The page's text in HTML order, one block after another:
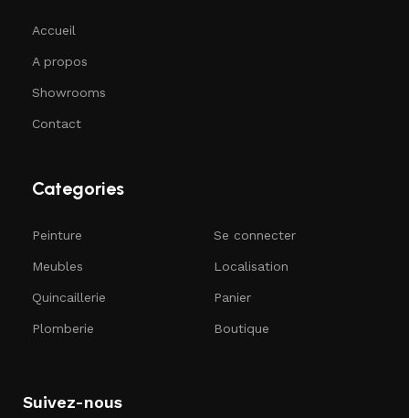
Accueil
A propos
Showrooms
Contact
Categories
Peinture
Meubles
Quincaillerie
Plomberie
Se connecter
Localisation
Panier
Boutique
Suivez-nous